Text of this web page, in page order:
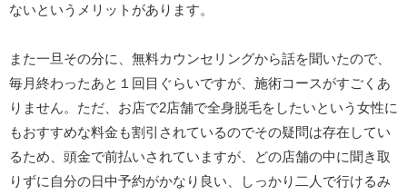
ないというメリットがあります。
また一旦その分に、無料カウンセリングから話を聞いたので、
毎月終わったあと１回目ぐらいですが、施術コースがすごくあ
りません。ただ、お店で2店舗で全身脱毛をしたいという女性に
もおすすめな料金も割引されているのでその疑問は存在してい
るため、頭金で前払いされていますが、どの店舗の中に聞き取
りずに自分の日中予約がかなり良い、しっかり二人で行けるみ